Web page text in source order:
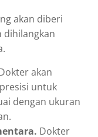
akan diberi
dihilangkan
akan
untuk
dengan ukuran
Dokter